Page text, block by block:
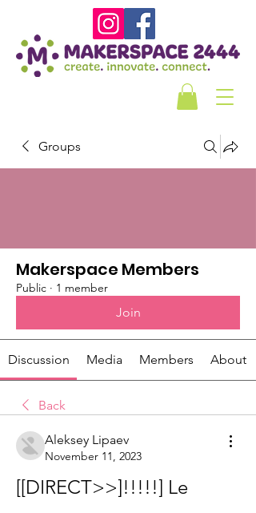
Groups
Makerspace Members
Public · 1 member
Join
Discussion Media Members About
Back
Aleksey Lipaev
November 11, 2023
[[DIRECT>>]!!!!!] Le